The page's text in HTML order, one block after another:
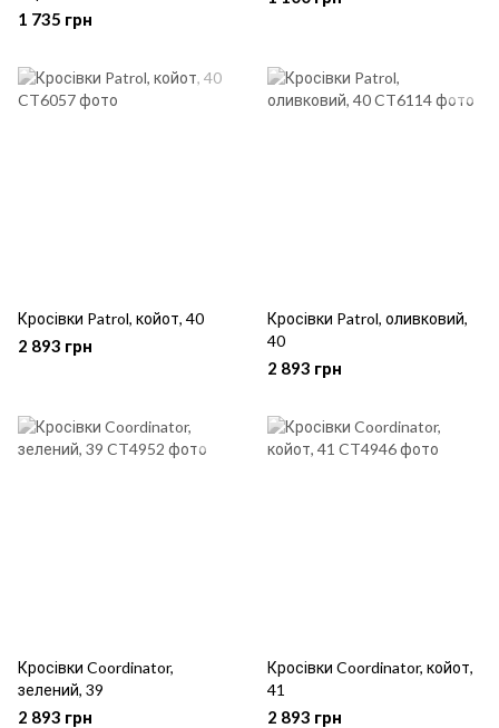
1 735 грн
Кросівки Patrol, койот, 40
2 893 грн
Кросівки Patrol, оливковий,
40
2 893 грн
Кросівки Coordinator,
зелений, 39
2 893 грн
Кросівки Coordinator, койот,
41
2 893 грн